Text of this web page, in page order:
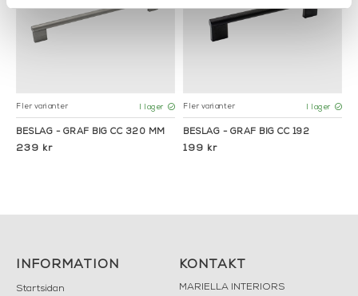
Fler varianter I lager
BESLAG - GRAF BIG CC 320 MM
239 kr
Fler varianter I lager
BESLAG - GRAF BIG CC 192
199 kr
INFORMATION
Startsidan
KONTAKT
MARIELLA INTERIORS